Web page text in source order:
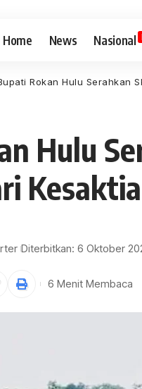
Home News Nasional
Rokan Hulu Serahkan
Hulu
Diterbitkan: 6 Oktober
6 Menit Membaca